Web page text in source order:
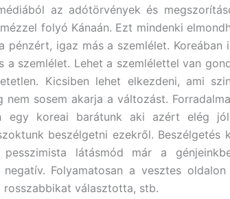
az adótörvények és
folyó Kánaán. Ezt mindenki
pénzért, igaz más a szemlélet. Koreában
a szemlélet. Lehet a szemlélettel van
Kicsiben lehet elkezdeni, ami
nem sosem akarja a változást.
egy koreai barátunk aki azért elég
beszélgetni ezekről. Beszélgetés
látásmód már a
Folyamatosan a vesztes
választotta, stb.